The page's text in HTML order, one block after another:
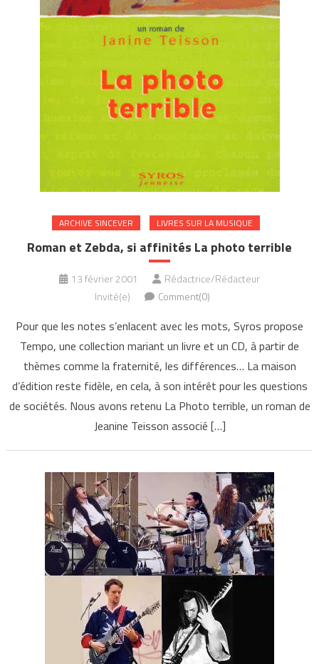
ARCHIVE SINCEVER LIVRES SUR LA MUSIQUE
Roman et Zebda, si affinités La photo terrible
13 février 2001
Rédactrice/Rédacteur
Invité(e)
Comment(0)
Pour que les notes s’enlacent avec les mots, Syros propose
Tempo, une collection mariant un livre et un CD, à partir de
thèmes comme la fraternité, les différences… La maison
d’édition reste fidèle, en cela, à son intérêt pour les questions
de sociétés. Nous avons retenu La Photo terrible, un roman de
Jeanine Teisson associé […]